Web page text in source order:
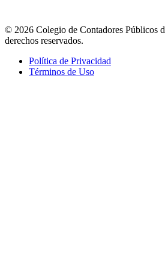
© 2026 Colegio de Contadores Públicos
derechos reservados.
Política de Privacidad
Términos de Uso